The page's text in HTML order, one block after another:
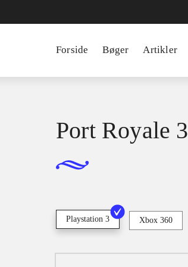
Forside Bøger Artikler
Port Royale 3
Playstation 3 Xbox 360